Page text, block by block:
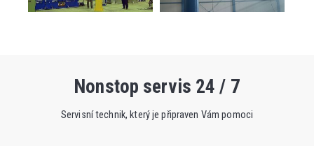
Nonstop servis 24 / 7
Servisní technik, který je připraven Vám pomoci